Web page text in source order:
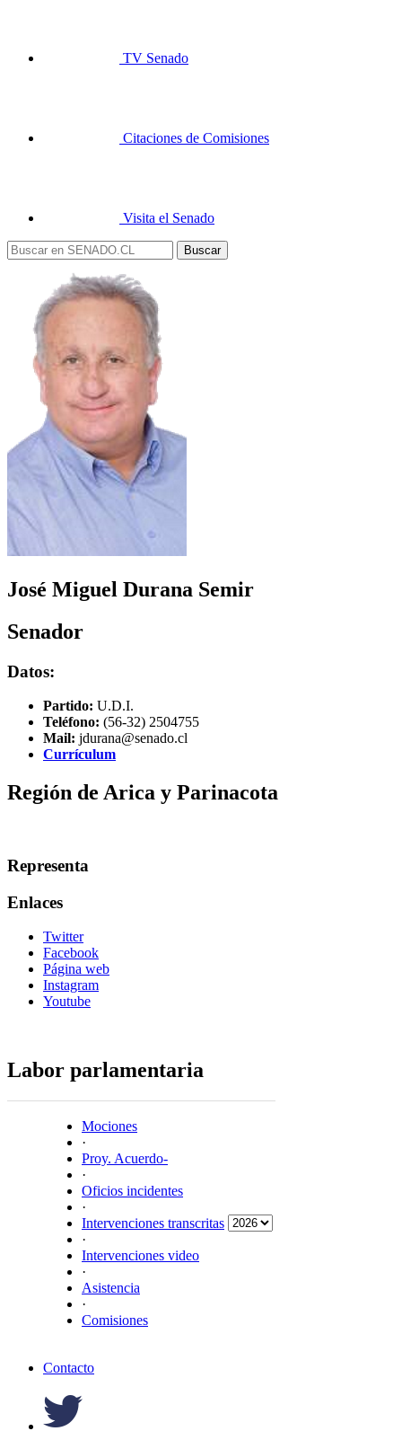
TV Senado
Citaciones de Comisiones
Visita el Senado
José Miguel Durana Semir
Senador
Datos:
Partido: U.D.I.
Teléfono: (56-32) 2504755
Mail: jdurana@senado.cl
Currículum
Región de Arica y Parinacota
Representa
Enlaces
Twitter
Facebook
Página web
Instagram
Youtube
Labor parlamentaria
Mociones
·
Proy. Acuerdo-
·
Oficios incidentes
·
Intervenciones transcritas
·
Intervenciones video
·
Asistencia
·
Comisiones
Contacto